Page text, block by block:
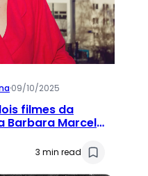
·09/10/2025
filmes da
Barbara Marcel
3 min read